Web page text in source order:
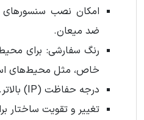
ضد میعان.
رنگ سفارشی: برای
خاص، مثل محیط‌های
درجه حفاظت (IP) بالاتر.
تغییر و تقویت ساختار